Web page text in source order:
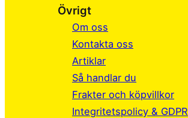
o I
n
r
a
m
Övrigt
Om oss
Kontakta oss
Artiklar
Så handlar du
Frakter och köpvillkor
Integritetspolicy & GDPR